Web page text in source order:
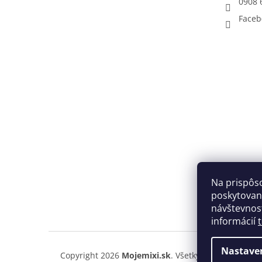
Na
informácií
Copyright 2026 Mojemixi.sk. Všetky práva